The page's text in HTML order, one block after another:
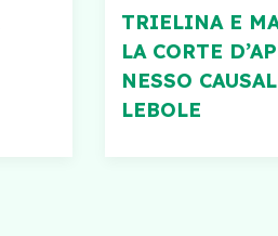
TRIELINA E
LA CORTE
NESSO
LEBOLE